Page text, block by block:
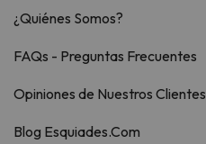
¿Quiénes Somos?
FAQs - Preguntas Frecuentes
Opiniones de Nuestros Clientes
Blog Esquiades.Com